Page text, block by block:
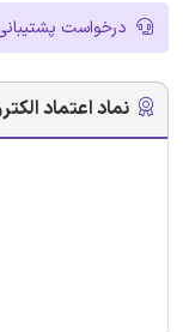
درخواست
نماد اعتماد